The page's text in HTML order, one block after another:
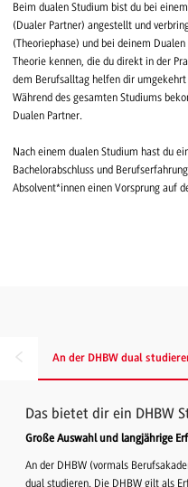
Beim dualen Studium bist du bei
(Dualer Partner) angestellt und
(Theoriephase) und bei deinem
Theorie kennen, die du direkt in der
dem Berufsalltag helfen dir
Während des gesamten Studiums
Dualen Partner.
Nach einem dualen Studium hast du
Bachelorabschluss und
Absolvent*innen einen Vorsprung auf
An der DHBW dual
Das bietet dir ein DHBW
Große Auswahl und langjährige
An der DHBW (vormals
dual studieren. Die DHBW gilt als